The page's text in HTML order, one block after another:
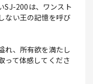
SJ-200は、ワンスト
ない王の記憶を呼び
れ、所有欲を満たし
って体感してくださ